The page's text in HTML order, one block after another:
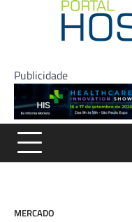
Publicidade
MERCADO